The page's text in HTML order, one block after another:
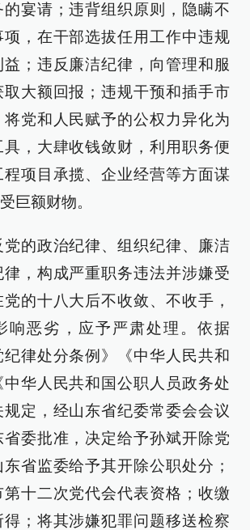
宴请；违背组织原则，隐瞒不
，在干部选拔任用工作中违规
；违反廉洁纪律，向管理和服
大额回报；违规干预和插手市
党和人民赋予的公权力异化为
，大肆收钱敛财，利用职务便
项目承揽、企业经营等方面谋
巨额财物。
的政治纪律、组织纪律、廉洁
，构成严重职务违法并涉嫌受
的十八大后不收敛、不收手，
响恶劣，应予严肃处理。依据
纪律处分条例》《中华人民共和
中华人民共和国公职人员政务处
定，经山东省纪委常委会会议
委批准，决定给予孙斌开除党
省监委给予其开除公职处分；
十二次党代会代表资格；收缴
；将其涉嫌犯罪问题移送检察